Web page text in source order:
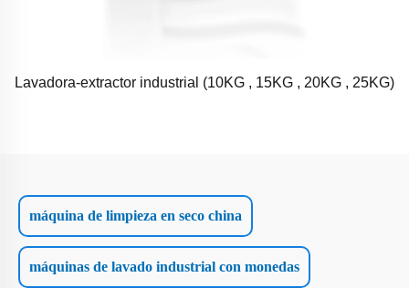
Lavadora-extractor industrial (10KG , 15KG , 20KG , 25KG)
máquina de limpieza en seco china
máquinas de lavado industrial con monedas